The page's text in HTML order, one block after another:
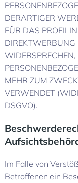
DERARTIGER
FÜR DAS
MEHR ZUM
VERWENDET
DSGVO).
Im Falle von
Betroffenen ein